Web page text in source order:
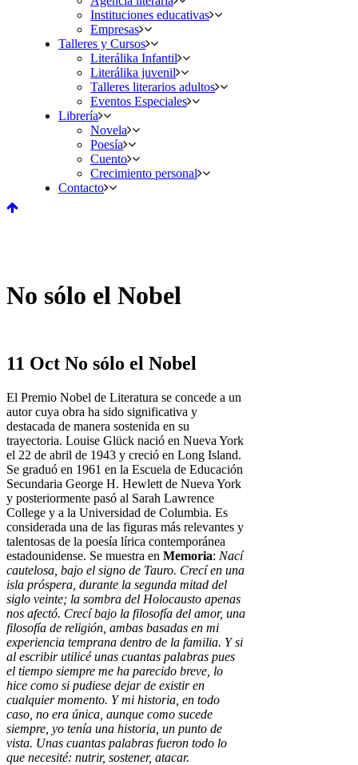
Instituciones educativas
Empresas
Talleres y Cursos
Literálika Infantil
Literálika juvenil
Talleres literarios adultos
Eventos Especiales
Librería
Novela
Poesía
Cuento
Crecimiento personal
Contacto
No sólo el Nobel
11 Oct No sólo el Nobel
El Premio Nobel de Literatura se concede a un
autor cuya obra ha sido significativa y
destacada de manera sostenida en su
trayectoria. Louise Glück nació en Nueva York
el 22 de abril de 1943 y creció en Long Island.
Se graduó en 1961 en la Escuela de Educación
Secundaria George H. Hewlett de Nueva York
y posteriormente pasó al Sarah Lawrence
College y a la Universidad de Columbia. Es
considerada una de las figuras más relevantes y
talentosas de la poesía lírica contemporánea
estadounidense. Se muestra en Memoria: Nací
cautelosa, bajo el signo de Tauro. Crecí en una
isla próspera, durante la segunda mitad del
siglo veinte; la sombra del Holocausto apenas
nos afectó. Crecí bajo la filosofía del amor, una
filosofía de religión, ambas basadas en mi
experiencia temprana dentro de la familia. Y si
al escribir utilicé unas cuantas palabras pues
el tiempo siempre me ha parecido breve, lo
hice como si pudiese dejar de existir en
cualquier momento. Y mi historia, en todo
caso, no era única, aunque como sucede
siempre, yo tenía una historia, un punto de
vista. Unas cuantas palabras fueron todo lo
que necesité: nutrir, sostener, atacar.